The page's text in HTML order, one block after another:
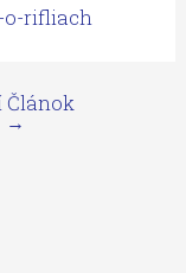
o-rifliach
Článok
→